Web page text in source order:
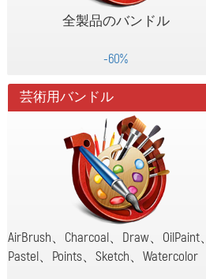
全製品のバンドル
-60%
芸術用バンドル
AirBrush、Charcoal、Draw、OilPaint、
Pastel、Points、Sketch、Watercolor